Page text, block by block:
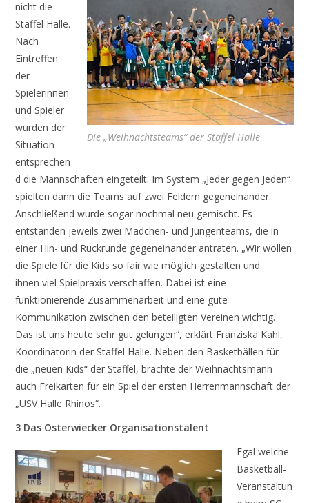
Die „Weihnachtsteams“ der Staffel Halle
nicht die
Staffel Halle.
Nach
Eintreffen
der
Spielerinnen
und Spieler
wurden der
Situation
entsprechen
d die Mannschaften eingeteilt. Im System „Jeder gegen Jeden“
spielten dann die Teams auf zwei Feldern gegeneinander.
Anschließend wurde sogar nochmal neu gemischt. Es
entstanden jeweils zwei Mädchen- und Jungenteams, die in
einer Hin- und Rückrunde gegeneinander antraten. „Wir wollen
die Spiele für die Kids so fair wie möglich gestalten und
ihnen viel Spielpraxis verschaffen. Dabei ist eine
funktionierende Zusammenarbeit und eine gute
Kommunikation zwischen den beteiligten Vereinen wichtig.
Das ist uns heute sehr gut gelungen“, erklärt Franziska Kahl,
Koordinatorin der Staffel Halle. Neben den Basketbällen für
die „neuen Kids“ der Staffel, brachte der Weihnachtsmann
auch Freikarten für ein Spiel der ersten Herrenmannschaft der
„USV Halle Rhinos“.
3 Das Osterwiecker Organisationstalent
Egal welche
Basketball-
Veranstaltun